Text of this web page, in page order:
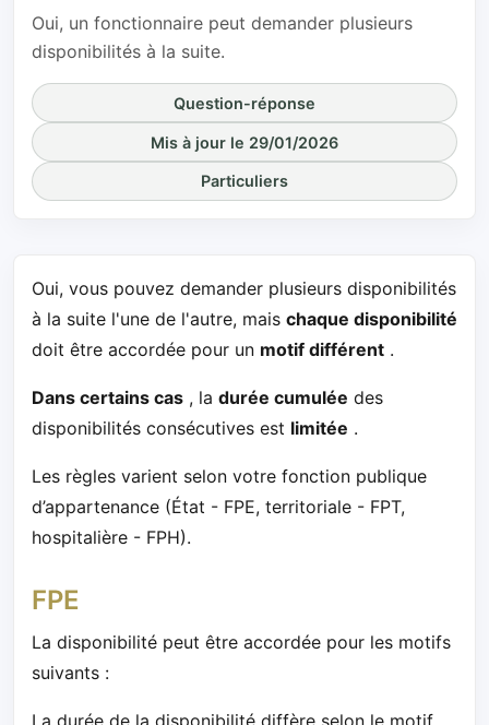
Oui, un fonctionnaire peut demander plusieurs
disponibilités à la suite.
Question-réponse
Mis à jour le 29/01/2026
Particuliers
Oui, vous pouvez demander plusieurs disponibilités
à la suite l'une de l'autre, mais chaque disponibilité
doit être accordée pour un motif différent .
Dans certains cas , la durée cumulée des
disponibilités consécutives est limitée .
Les règles varient selon votre fonction publique
d’appartenance (État - FPE, territoriale - FPT,
hospitalière - FPH).
FPE
La disponibilité peut être accordée pour les motifs
suivants :
La durée de la disponibilité diffère selon le motif